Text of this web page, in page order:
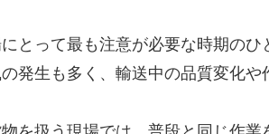
とって最も注意が必要な時期のひ
発生も多く、輸送中の品質変化